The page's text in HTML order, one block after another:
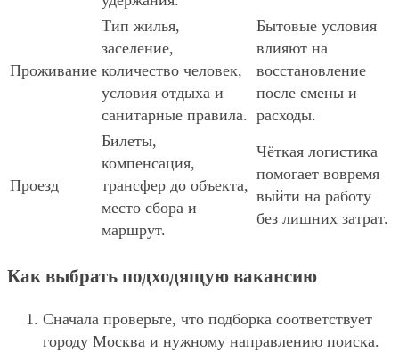
Проживание
Тип жилья,
заселение,
количество человек,
условия отдыха и
санитарные правила.
Бытовые условия
влияют на
восстановление
после смены и
расходы.
Проезд
Билеты,
компенсация,
трансфер до объекта,
место сбора и
маршрут.
Чёткая логистика
помогает вовремя
выйти на работу
без лишних затрат.
Как выбрать подходящую вакансию
Сначала проверьте, что подборка соответствует
городу Москва и нужному направлению поиска.